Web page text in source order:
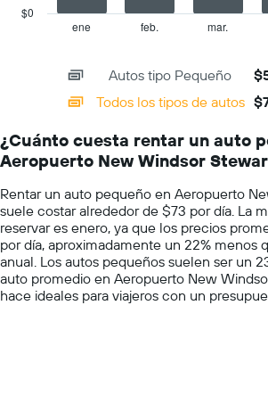
el
renta
por
categories.
The
has
1
Y
axis
displaying
values.
Range:
ene feb. mar.
$0
Autos tipo Pequeño
Todos los tipos de autos
¿Cuánto cuesta rentar un auto
Aeropuerto New Windsor
Rentar un auto pequeño en Aeropuerto
suele costar alrededor de $73 por día. La
reservar es enero, ya que los precios
por día, aproximadamente un 22% menos
anual. Los autos pequeños suelen ser un
auto promedio en Aeropuerto New
hace ideales para viajeros con un